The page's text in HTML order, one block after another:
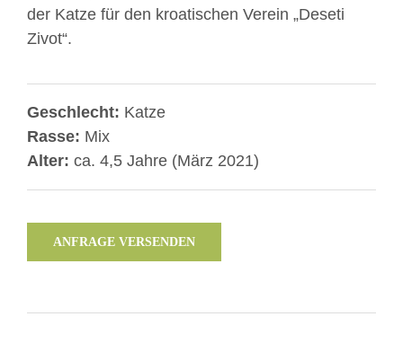
der Katze für den kroatischen Verein „Deseti
Zivot“.
Geschlecht: Katze
Rasse: Mix
Alter: ca. 4,5 Jahre (März 2021)
ANFRAGE VERSENDEN